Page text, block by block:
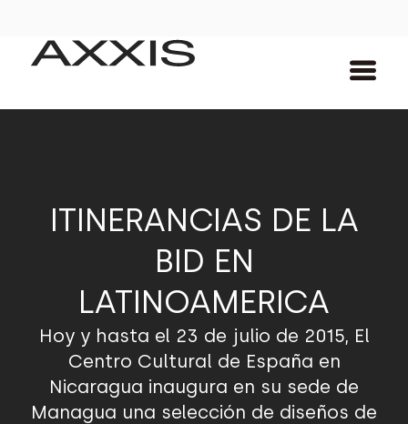
ITINERANCIAS DE LA
BID EN
LATINOAMERICA
Hoy y hasta el 23 de julio de 2015, El
Centro Cultural de España en
Nicaragua inaugura en su sede de
Managua una selección de diseños de